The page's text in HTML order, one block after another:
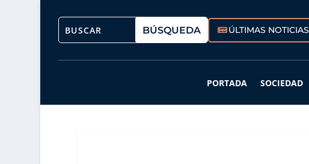
ÚLTIMAS NOTICIAS
PORTADA SOCIEDAD